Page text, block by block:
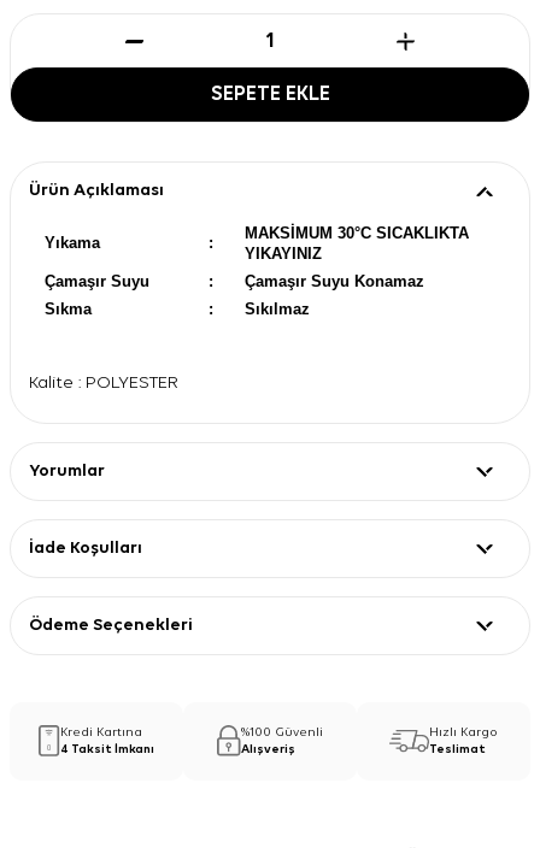
SEPETE EKLE
Ürün Açıklaması
Yıkama :
MAKSİMUM 30°C SICAKLIKTA
YIKAYINIZ
Çamaşır Suyu
:
Çamaşır Suyu Konamaz
Sıkma
: Sıkılmaz
Kalite : POLYESTER
Yorumlar
İade Koşulları
Ödeme Seçenekleri
Kredi Kartına
4 Taksit İmkanı
%100 Güvenli
Alışveriş
Hızlı Kargo
Teslimat